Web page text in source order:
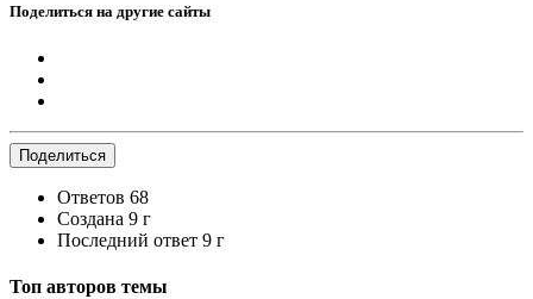
Поделиться на другие сайты
Поделиться
Ответов 68
Создана 9 г
Последний ответ 9 г
Топ авторов темы